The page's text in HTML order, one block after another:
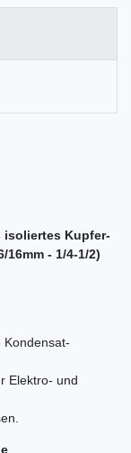
Kupfer-
- 1/4-1/2)
Elektro- und